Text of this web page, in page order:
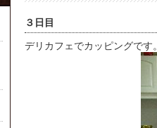
３日目
デリカフェでカッピングです